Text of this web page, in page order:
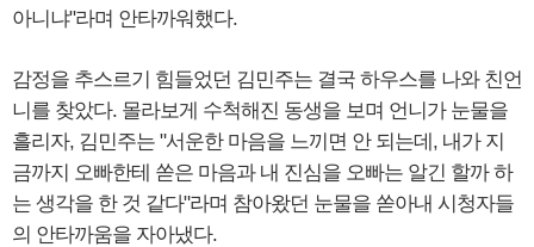
아니냐"라며 안타까워했다.
감정을 추스르기 힘들었던 김민주는 결국 하우스를 나와 친언
니를 찾았다. 몰라보게 수척해진 동생을 보며 언니가 눈물을
흘리자, 김민주는 "서운한 마음을 느끼면 안 되는데, 내가 지
금까지 오빠한테 쏟은 마음과 내 진심을 오빠는 알긴 할까 하
는 생각을 한 것 같다"라며 참아왔던 눈물을 쏟아내 시청자들
의 안타까움을 자아냈다.